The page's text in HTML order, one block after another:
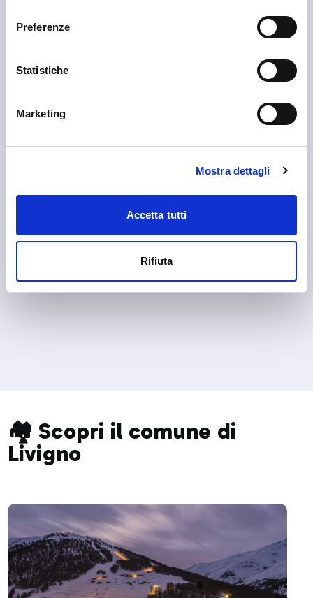
Preferenze
Statistiche
Marketing
Mostra dettagli
Accetta tutti
Rifiuta
Livigno
🏘️ Scopri il comune di
Livigno